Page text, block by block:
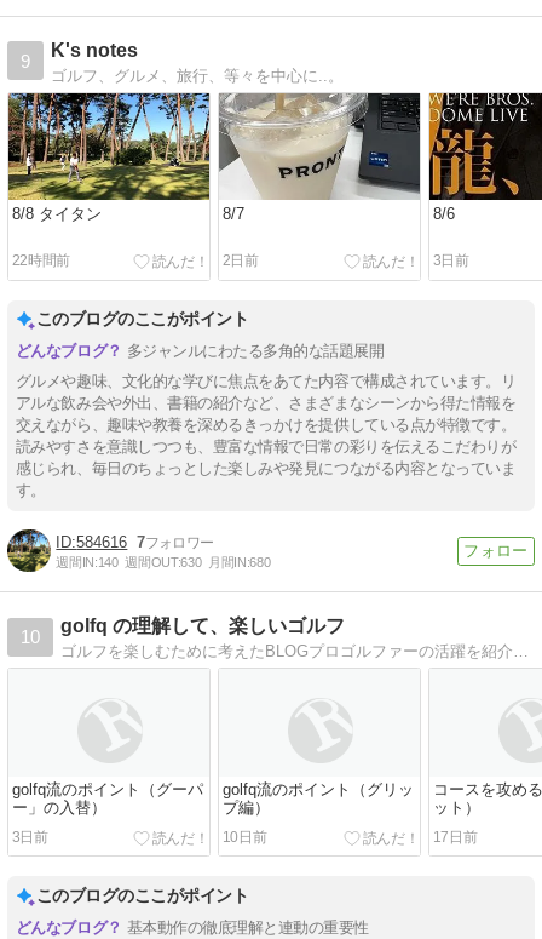
9
K's notes
ゴルフ、グルメ、旅行、等々を中心に..。
8/8 タイタン
22時間前
8/7
2日前
8/6
3日前
このブログのここがポイント
多ジャンルにわたる多角的な話題展開
グルメや趣味、文化的な学びに焦点をあてた内容で構成されています。リ
アルな飲み会や外出、書籍の紹介など、さまざまなシーンから得た情報を
交えながら、趣味や教養を深めるきっかけを提供している点が特徴です。
読みやすさを意識しつつも、豊富な情報で日常の彩りを伝えるこだわりが
感じられ、毎日のちょっとした楽しみや発見につながる内容となっていま
す。
584616 7
週間IN:140 週間OUT:630 月間IN:680
10
golfq の理解して、楽しいゴルフ
ゴルフを楽しむために考えたBLOGプロゴルファーの活躍を紹介したり、簡単なゴルフアドバイスをしています。
golfq流のポイント（グーパ
ー」の入替）
3日前
golfq流のポイント（グリッ
プ編）
10日前
コースを攻め
ット）
17日前
このブログのここがポイント
基本動作の徹底理解と連動の重要性